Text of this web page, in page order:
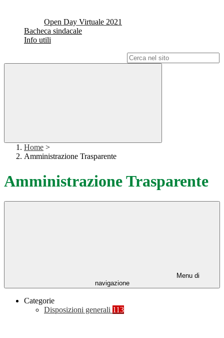
Open Day Virtuale 2021
Bacheca sindacale
Info utili
Home >
Amministrazione Trasparente
Amministrazione Trasparente
Menu di
navigazione
Categorie
Disposizioni generali 113